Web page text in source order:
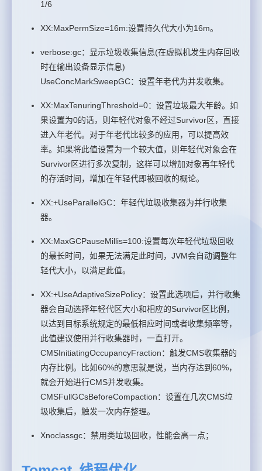
1/6
XX:MaxPermSize=16m:设置持久代大小为16m。
verbose:gc：显示垃圾收集信息(在虚拟机发生内存回收
时在输出设备显示信息)
UseConcMarkSweepGC：设置年老代为并发收集。
XX:MaxTenuringThreshold=0：设置垃圾最大年龄。如
果设置为0的话，则年轻代对象不经过Survivor区，直接
进入年老代。对于年老代比较多的应用，可以提高效
率。如果将此值设置为一个较大值，则年轻代对象会在
Survivor区进行多次复制，这样可以增加对象再年轻代
的存活时间，增加在年轻代即被回收的概论。
XX:+UseParallelGC：年轻代垃圾收集器为并行收集
器。
XX:MaxGCPauseMillis=100:设置每次年轻代垃圾回收
的最长时间，如果无法满足此时间，JVM会自动调整年
轻代大小，以满足此值。
XX:+UseAdaptiveSizePolicy：设置此选项后，并行收集
器会自动选择年轻代区大小和相应的Survivor区比例，
以达到目标系统规定的最低相应时间或者收集频率等，
此值建议使用并行收集器时，一直打开。
CMSInitiatingOccupancyFraction：触发CMS收集器的
内存比例。比如60%的意思就是说，当内存达到60%，
就会开始进行CMS并发收集。
CMSFullGCsBeforeCompaction：设置在几次CMS垃
圾收集后，触发一次内存整理。
Xnoclassgc：禁用类垃圾回收，性能会高一点；